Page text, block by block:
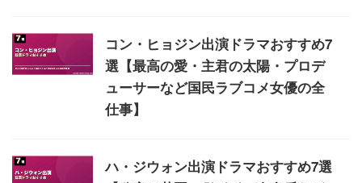
コン・ヒョジン出演ドラマおすすめ7
選【最高の愛・主君の太陽・プロデ
ューサーなど国民ラブコメ女優の全
仕事】
ハ・ジウォン出演ドラマおすすめ7選